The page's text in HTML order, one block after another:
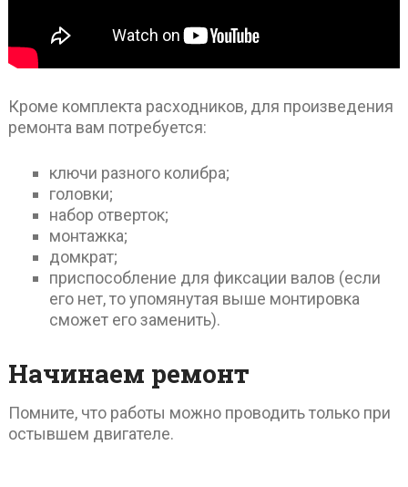
Кроме комплекта расходников, для произведения
ремонта вам потребуется:
ключи разного колибра;
головки;
набор отверток;
монтажка;
домкрат;
приспособление для фиксации валов (если
его нет, то упомянутая выше монтировка
сможет его заменить).
Начинаем ремонт
Помните, что работы можно проводить только при
остывшем двигателе.